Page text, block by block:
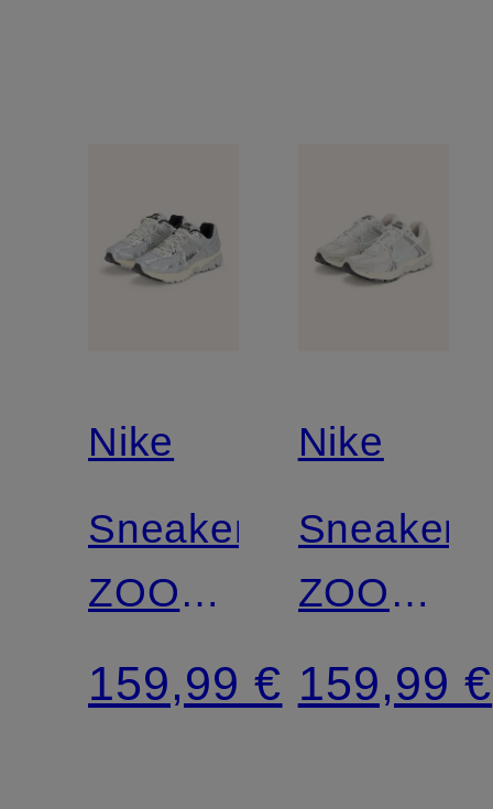
Nike
Sneaker
ZOOM
VOMERO
5
159,99 €
Nike
Sneaker
ZOOM
VOMERO
5
159,99 €